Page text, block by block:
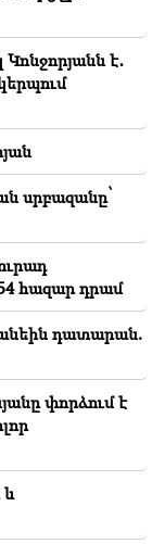
են
Կոնջորյանն
Բաքվում
է․
սրբազանը՝
հազար դրամ
դատարան.
փորձում է